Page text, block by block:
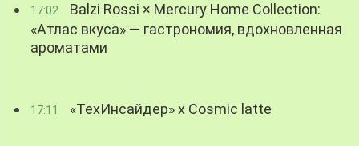
17:02
Balzi Rossi × Mercury Home Collection:
«Атлас вкуса» — гастрономия, вдохновленная
ароматами
17:11 «ТехИнсайдер» х Cosmic latte